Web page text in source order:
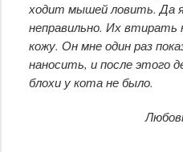
ходит мышей ловить. Да
неправильно. Их втирать
кожу. Он мне один раз
наносить, и после этого
блохи у кота не было.